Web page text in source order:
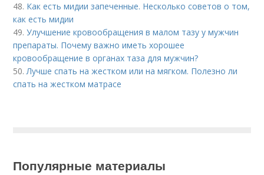
48. Как есть мидии запеченные. Несколько советов о том,
как есть мидии
49.Улучшение кровообращения в малом тазу у мужчин
препараты. Почему важно иметь хорошее
кровообращение в органах таза для мужчин?
50.Лучше спать на жестком или на мягком. Полезно ли
спать на жестком матрасе
Популярные материалы